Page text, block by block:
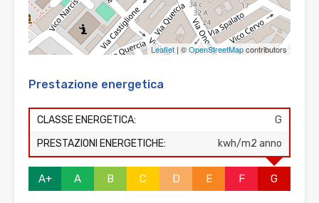
Leaflet | ©OpenStreetMapcontributors
Prestazione energetica
CLASSE ENERGETICA:
G
PRESTAZIONI ENERGETICHE:
kwh/m2 anno
A+ A B C D E F G